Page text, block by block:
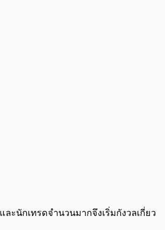
0:00 / 0:00
ละนักเทรดจำนวนมากจึงเริ่มกังวลเกี่ยว